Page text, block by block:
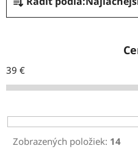
a
n
i
p
r
39 €
Zobrazených položiek: 14